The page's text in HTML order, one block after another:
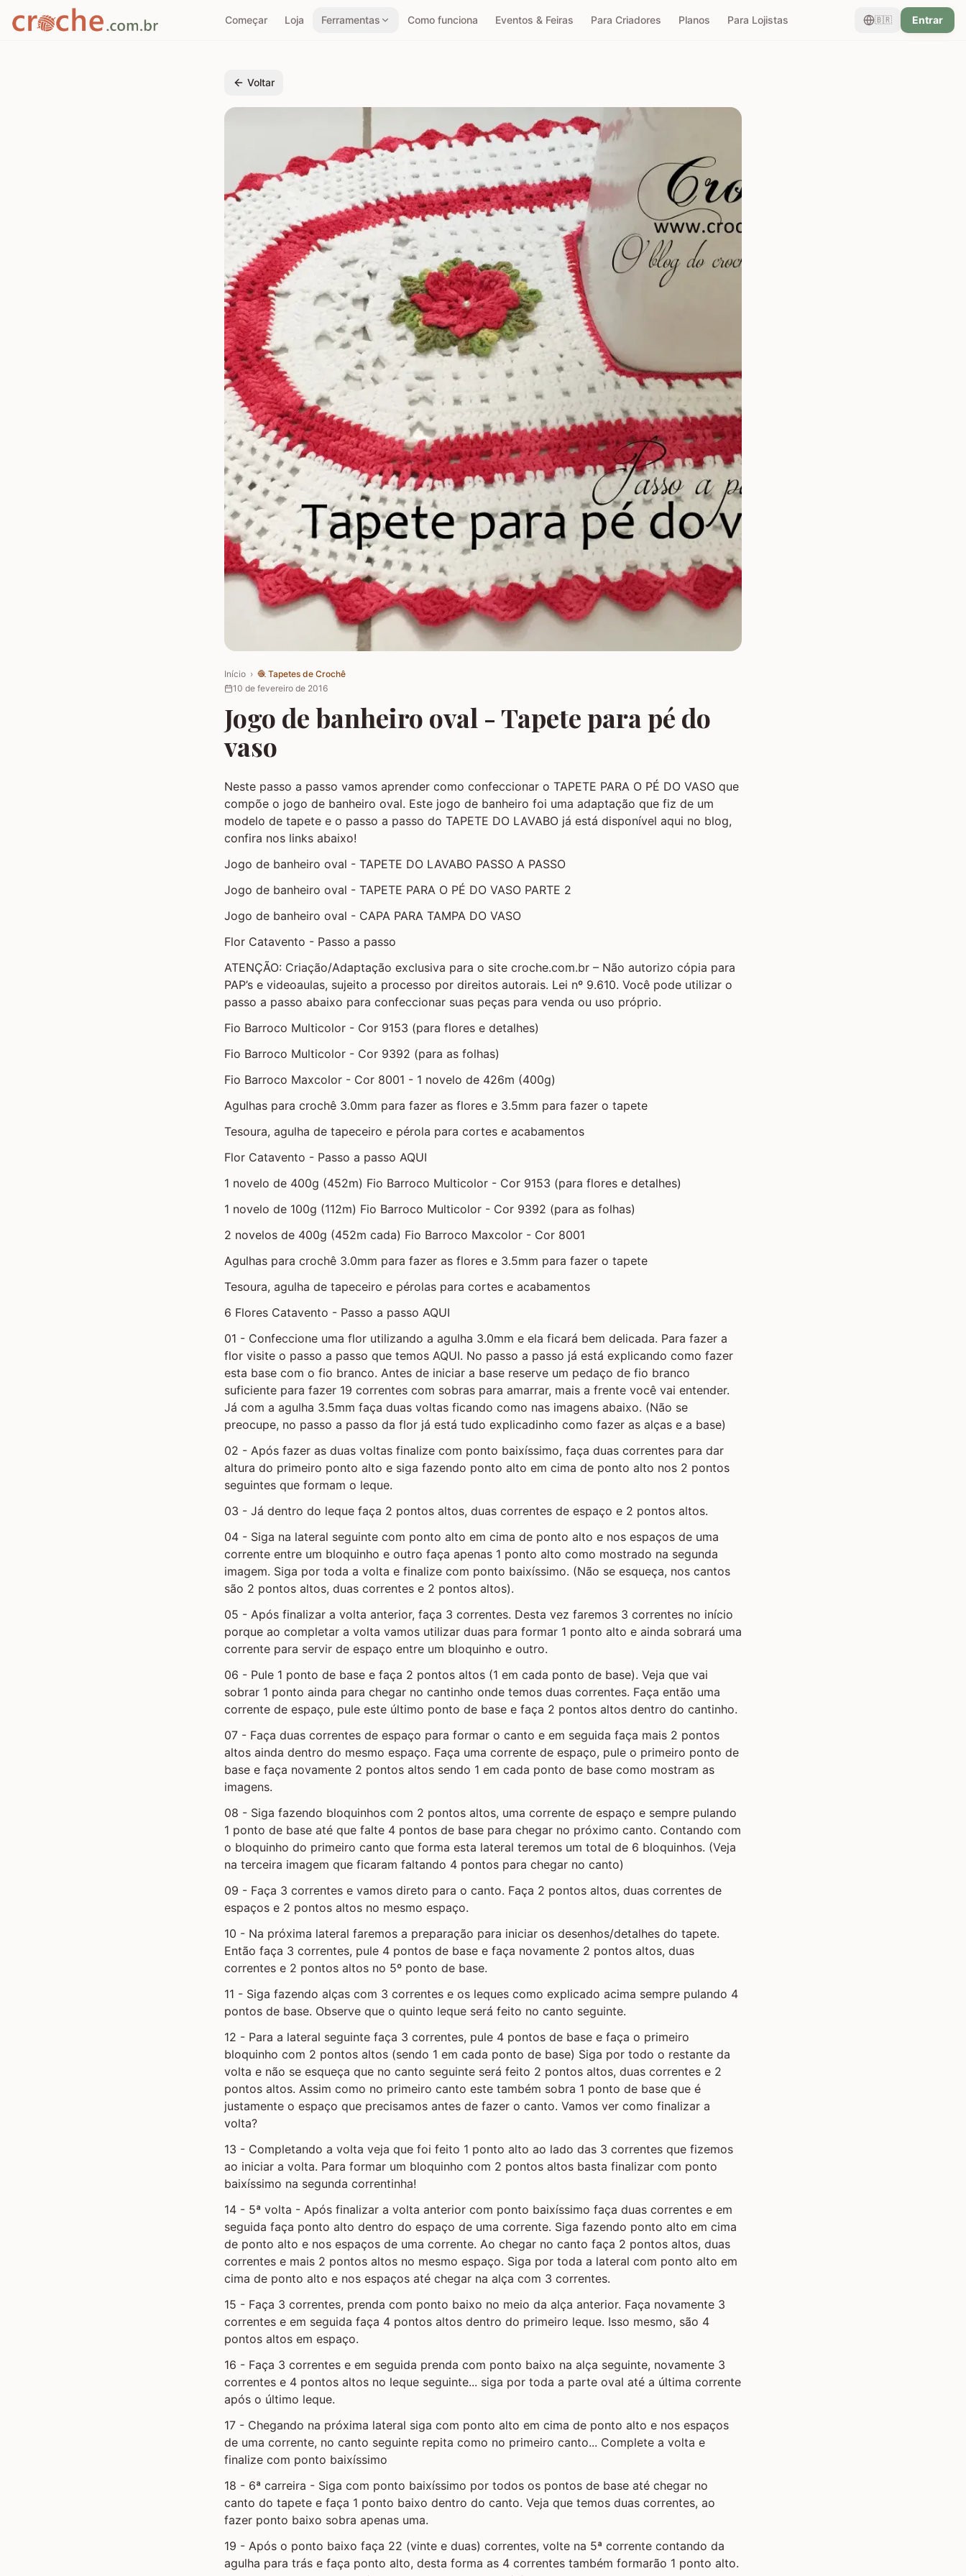
Começar Loja Ferramentas Como funciona Eventos & Feiras Para Criadores Planos Para Lojistas 🇧🇷 Entrar
Voltar
Início › 🧶 Tapetes de Crochê
10 de fevereiro de 2016
Jogo de banheiro oval - Tapete para pé do
vaso
Neste passo a passo vamos aprender como confeccionar o TAPETE PARA O PÉ DO VASO que
compõe o jogo de banheiro oval. Este jogo de banheiro foi uma adaptação que fiz de um
modelo de tapete e o passo a passo do TAPETE DO LAVABO já está disponível aqui no blog,
confira nos links abaixo!
Jogo de banheiro oval - TAPETE DO LAVABO PASSO A PASSO
Jogo de banheiro oval - TAPETE PARA O PÉ DO VASO PARTE 2
Jogo de banheiro oval - CAPA PARA TAMPA DO VASO
Flor Catavento - Passo a passo
ATENÇÃO: Criação/Adaptação exclusiva para o site croche.com.br – Não autorizo cópia para
PAP’s e videoaulas, sujeito a processo por direitos autorais. Lei nº 9.610. Você pode utilizar o
passo a passo abaixo para confeccionar suas peças para venda ou uso próprio.
Fio Barroco Multicolor - Cor 9153 (para flores e detalhes)
Fio Barroco Multicolor - Cor 9392 (para as folhas)
Fio Barroco Maxcolor - Cor 8001 - 1 novelo de 426m (400g)
Agulhas para crochê 3.0mm para fazer as flores e 3.5mm para fazer o tapete
Tesoura, agulha de tapeceiro e pérola para cortes e acabamentos
Flor Catavento - Passo a passo AQUI
1 novelo de 400g (452m) Fio Barroco Multicolor - Cor 9153 (para flores e detalhes)
1 novelo de 100g (112m) Fio Barroco Multicolor - Cor 9392 (para as folhas)
2 novelos de 400g (452m cada) Fio Barroco Maxcolor - Cor 8001
Agulhas para crochê 3.0mm para fazer as flores e 3.5mm para fazer o tapete
Tesoura, agulha de tapeceiro e pérolas para cortes e acabamentos
6 Flores Catavento - Passo a passo AQUI
01 - Confeccione uma flor utilizando a agulha 3.0mm e ela ficará bem delicada. Para fazer a
flor visite o passo a passo que temos AQUI. No passo a passo já está explicando como fazer
esta base com o fio branco. Antes de iniciar a base reserve um pedaço de fio branco
suficiente para fazer 19 correntes com sobras para amarrar, mais a frente você vai entender.
Já com a agulha 3.5mm faça duas voltas ficando como nas imagens abaixo. (Não se
preocupe, no passo a passo da flor já está tudo explicadinho como fazer as alças e a base)
02 - Após fazer as duas voltas finalize com ponto baixíssimo, faça duas correntes para dar
altura do primeiro ponto alto e siga fazendo ponto alto em cima de ponto alto nos 2 pontos
seguintes que formam o leque.
03 - Já dentro do leque faça 2 pontos altos, duas correntes de espaço e 2 pontos altos.
04 - Siga na lateral seguinte com ponto alto em cima de ponto alto e nos espaços de uma
corrente entre um bloquinho e outro faça apenas 1 ponto alto como mostrado na segunda
imagem. Siga por toda a volta e finalize com ponto baixíssimo. (Não se esqueça, nos cantos
são 2 pontos altos, duas correntes e 2 pontos altos).
05 - Após finalizar a volta anterior, faça 3 correntes. Desta vez faremos 3 correntes no início
porque ao completar a volta vamos utilizar duas para formar 1 ponto alto e ainda sobrará uma
corrente para servir de espaço entre um bloquinho e outro.
06 - Pule 1 ponto de base e faça 2 pontos altos (1 em cada ponto de base). Veja que vai
sobrar 1 ponto ainda para chegar no cantinho onde temos duas correntes. Faça então uma
corrente de espaço, pule este último ponto de base e faça 2 pontos altos dentro do cantinho.
07 - Faça duas correntes de espaço para formar o canto e em seguida faça mais 2 pontos
altos ainda dentro do mesmo espaço. Faça uma corrente de espaço, pule o primeiro ponto de
base e faça novamente 2 pontos altos sendo 1 em cada ponto de base como mostram as
imagens.
08 - Siga fazendo bloquinhos com 2 pontos altos, uma corrente de espaço e sempre pulando
1 ponto de base até que falte 4 pontos de base para chegar no próximo canto. Contando com
o bloquinho do primeiro canto que forma esta lateral teremos um total de 6 bloquinhos. (Veja
na terceira imagem que ficaram faltando 4 pontos para chegar no canto)
09 - Faça 3 correntes e vamos direto para o canto. Faça 2 pontos altos, duas correntes de
espaços e 2 pontos altos no mesmo espaço.
10 - Na próxima lateral faremos a preparação para iniciar os desenhos/detalhes do tapete.
Então faça 3 correntes, pule 4 pontos de base e faça novamente 2 pontos altos, duas
correntes e 2 pontos altos no 5º ponto de base.
11 - Siga fazendo alças com 3 correntes e os leques como explicado acima sempre pulando 4
pontos de base. Observe que o quinto leque será feito no canto seguinte.
12 - Para a lateral seguinte faça 3 correntes, pule 4 pontos de base e faça o primeiro
bloquinho com 2 pontos altos (sendo 1 em cada ponto de base) Siga por todo o restante da
volta e não se esqueça que no canto seguinte será feito 2 pontos altos, duas correntes e 2
pontos altos. Assim como no primeiro canto este também sobra 1 ponto de base que é
justamente o espaço que precisamos antes de fazer o canto. Vamos ver como finalizar a
volta?
13 - Completando a volta veja que foi feito 1 ponto alto ao lado das 3 correntes que fizemos
ao iniciar a volta. Para formar um bloquinho com 2 pontos altos basta finalizar com ponto
baixíssimo na segunda correntinha!
14 - 5ª volta - Após finalizar a volta anterior com ponto baixíssimo faça duas correntes e em
seguida faça ponto alto dentro do espaço de uma corrente. Siga fazendo ponto alto em cima
de ponto alto e nos espaços de uma corrente. Ao chegar no canto faça 2 pontos altos, duas
correntes e mais 2 pontos altos no mesmo espaço. Siga por toda a lateral com ponto alto em
cima de ponto alto e nos espaços até chegar na alça com 3 correntes.
15 - Faça 3 correntes, prenda com ponto baixo no meio da alça anterior. Faça novamente 3
correntes e em seguida faça 4 pontos altos dentro do primeiro leque. Isso mesmo, são 4
pontos altos em espaço.
16 - Faça 3 correntes e em seguida prenda com ponto baixo na alça seguinte, novamente 3
correntes e 4 pontos altos no leque seguinte... siga por toda a parte oval até a última corrente
após o último leque.
17 - Chegando na próxima lateral siga com ponto alto em cima de ponto alto e nos espaços
de uma corrente, no canto seguinte repita como no primeiro canto... Complete a volta e
finalize com ponto baixíssimo
18 - 6ª carreira - Siga com ponto baixíssimo por todos os pontos de base até chegar no
canto do tapete e faça 1 ponto baixo dentro do canto. Veja que temos duas correntes, ao
fazer ponto baixo sobra apenas uma.
19 - Após o ponto baixo faça 22 (vinte e duas) correntes, volte na 5ª corrente contando da
agulha para trás e faça ponto alto, desta forma as 4 correntes também formarão 1 ponto alto.